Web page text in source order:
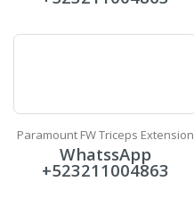
Paramount FW Triceps Extension
WhatssApp
+523211004863